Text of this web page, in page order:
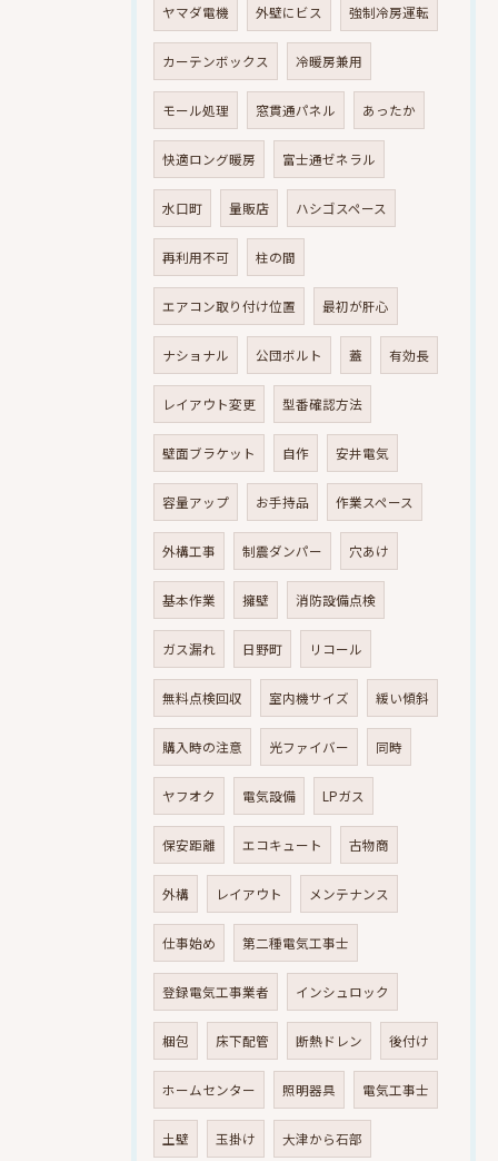
ヤマダ電機 外壁にビス 強制冷房運転
カーテンボックス 冷暖房兼用
モール処理 窓貫通パネル あったか
快適ロング暖房 富士通ゼネラル
水口町 量販店 ハシゴスペース
再利用不可 柱の間
エアコン取り付け位置 最初が肝心
ナショナル 公団ボルト 蓋 有効長
レイアウト変更 型番確認方法
壁面ブラケット 自作 安井電気
容量アップ お手持品 作業スペース
外構工事 制震ダンパー 穴あけ
基本作業 擁壁 消防設備点検
ガス漏れ 日野町 リコール
無料点検回収 室内機サイズ 緩い傾斜
購入時の注意 光ファイバー 同時
ヤフオク 電気設備 LPガス
保安距離 エコキュート 古物商
外構 レイアウト メンテナンス
仕事始め 第二種電気工事士
登録電気工事業者 インシュロック
梱包 床下配管 断熱ドレン 後付け
ホームセンター 照明器具 電気工事士
土壁 玉掛け 大津から石部